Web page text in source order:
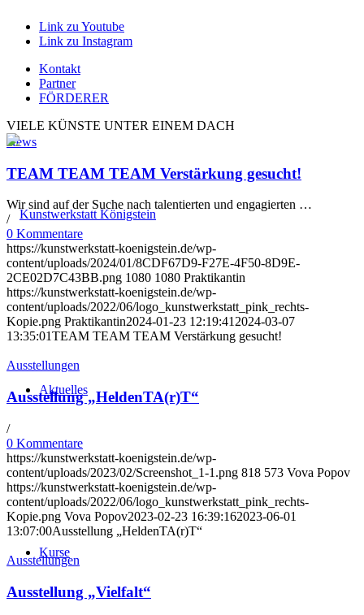
Link zu Youtube
Link zu Instagram
Kontakt
Partner
FÖRDERER
VIELE KÜNSTE UNTER EINEM DACH
Aktuelles
Kurse
News
TEAM TEAM TEAM Verstärkung gesucht!
Wir sind auf der Suche nach talentierten und engagierten …
/
0 Kommentare
https://kunstwerkstatt-koenigstein.de/wp-
content/uploads/2024/01/8CDF67D9-F27E-4F50-8D9E-
2CE02D7C43BB.png 1080 1080 Praktikantin
https://kunstwerkstatt-koenigstein.de/wp-
content/uploads/2022/06/logo_kunstwerkstatt_pink_rechts-
Kopie.png Praktikantin2024-01-23 12:19:412024-03-07
13:35:01TEAM TEAM TEAM Verstärkung gesucht!
Ausstellungen
Ausstellung „HeldenTA(r)T“
/
0 Kommentare
https://kunstwerkstatt-koenigstein.de/wp-
content/uploads/2023/02/Screenshot_1-1.png 818 573 Vova Popov
https://kunstwerkstatt-koenigstein.de/wp-
content/uploads/2022/06/logo_kunstwerkstatt_pink_rechts-
Kopie.png Vova Popov2023-02-23 16:39:162023-06-01
13:07:00Ausstellung „HeldenTA(r)T“
Ausstellungen
Ausstellung „Vielfalt“